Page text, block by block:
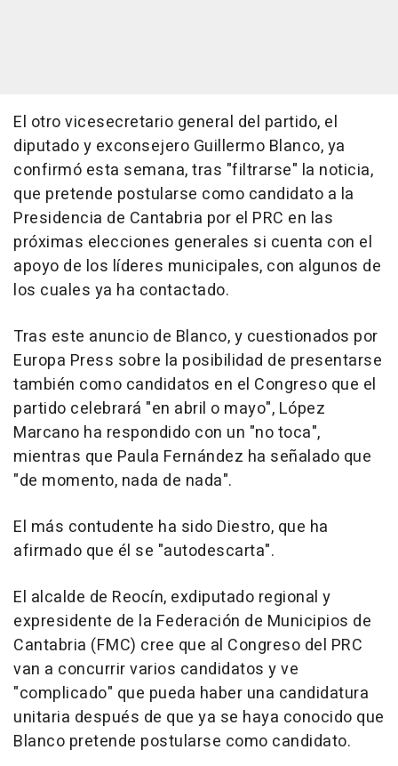
El otro vicesecretario general del partido, el
diputado y exconsejero Guillermo Blanco, ya
confirmó esta semana, tras "filtrarse" la noticia,
que pretende postularse como candidato a la
Presidencia de Cantabria por el PRC en las
próximas elecciones generales si cuenta con el
apoyo de los líderes municipales, con algunos de
los cuales ya ha contactado.
Tras este anuncio de Blanco, y cuestionados por
Europa Press sobre la posibilidad de presentarse
también como candidatos en el Congreso que el
partido celebrará "en abril o mayo", López
Marcano ha respondido con un "no toca",
mientras que Paula Fernández ha señalado que
"de momento, nada de nada".
El más contudente ha sido Diestro, que ha
afirmado que él se "autodescarta".
El alcalde de Reocín, exdiputado regional y
expresidente de la Federación de Municipios de
Cantabria (FMC) cree que al Congreso del PRC
van a concurrir varios candidatos y ve
"complicado" que pueda haber una candidatura
unitaria después de que ya se haya conocido que
Blanco pretende postularse como candidato.